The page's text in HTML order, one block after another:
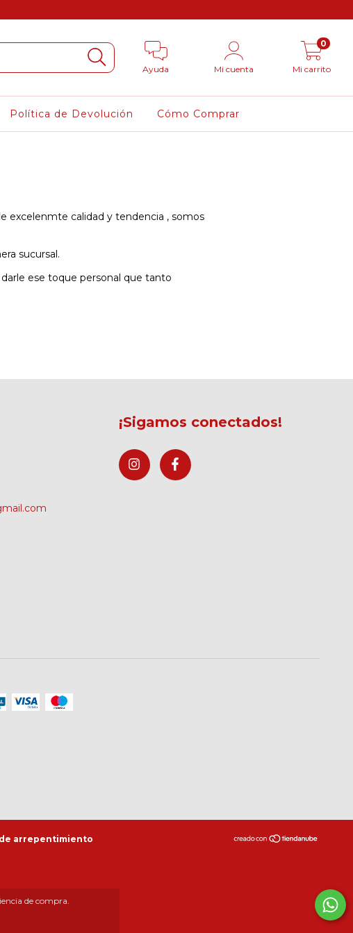
Ayuda Mi cuenta Mi carrito
0
Política de Devolución Cómo Comprar
de compra.
excelenmte calidad y tendencia , somos
sucursal.
ese toque personal que tanto
¡Sigamos conectados!
arrepentimiento